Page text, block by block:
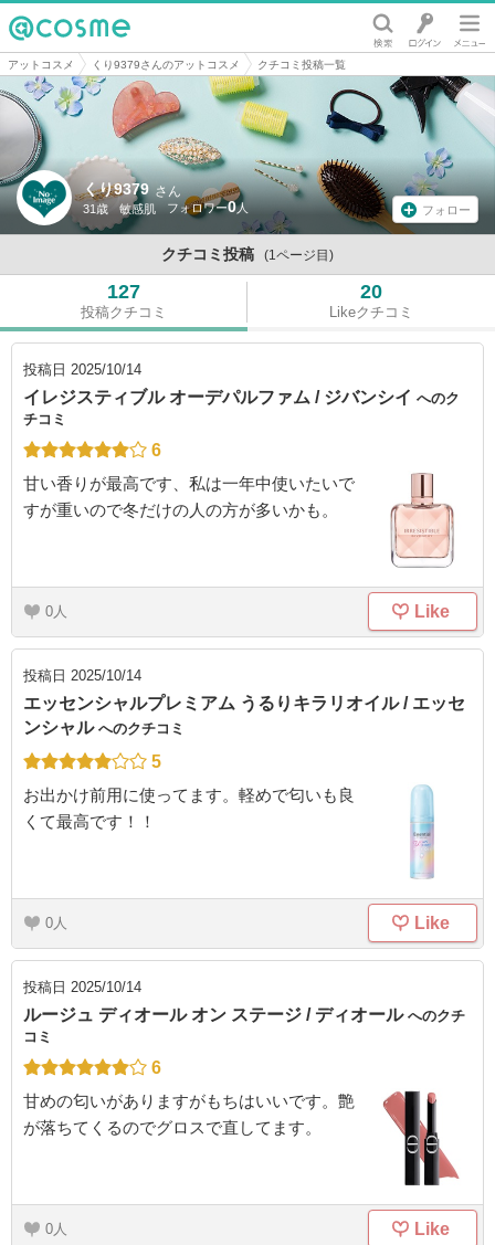
@cosme
アットコスメ くり9379さんのアットコスメ クチコミ投稿一覧
くり9379 さん
31歳 敏感肌 0 フォロー
クチコミ投稿 (1ページ目)
127
投稿クチコミ
20
Likeクチコミ
投稿日 2025/10/14
イレジスティブル オーデパルファム / ジバンシイ へのク
チコミ
6
甘い香りが最高です、私は一年中使いたいで
すが重いので冬だけの人の方が多いかも。
0 Like
投稿日 2025/10/14
エッセンシャルプレミアム うるりキラリオイル / エッセ
ンシャル へのクチコミ
5
お出かけ前用に使ってます。軽めで匂いも良
くて最高です！！
0 Like
投稿日 2025/10/14
ルージュ ディオール オン ステージ / ディオール へのクチ
コミ
6
甘めの匂いがありますがもちはいいです。艶
が落ちてくるのでグロスで直してます。
0 Like